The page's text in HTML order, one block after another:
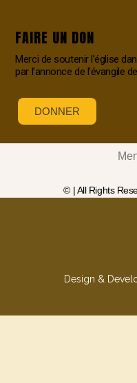
FAIRE UN DON
Merci de soutenir l’église
par l’annonce de l’évangile
DONNER
© | All Rights
Design &